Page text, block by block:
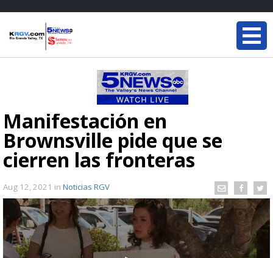
Manifestación en
Brownsville pide que se
cierren las fronteras
Aug 12, 2021 in Noticias RGV